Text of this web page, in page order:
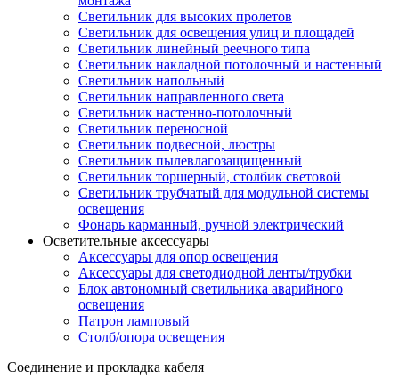
Светильник для высоких пролетов
Светильник для освещения улиц и площадей
Светильник линейный реечного типа
Светильник накладной потолочный и настенный
Светильник напольный
Светильник направленного света
Светильник настенно-потолочный
Светильник переносной
Светильник подвесной, люстры
Светильник пылевлагозащищенный
Светильник торшерный, столбик световой
Светильник трубчатый для модульной системы
освещения
Фонарь карманный, ручной электрический
Осветительные аксессуары
Аксессуары для опор освещения
Аксессуары для светодиодной ленты/трубки
Блок автономный светильника аварийного
освещения
Патрон ламповый
Столб/опора освещения
Соединение и прокладка кабеля